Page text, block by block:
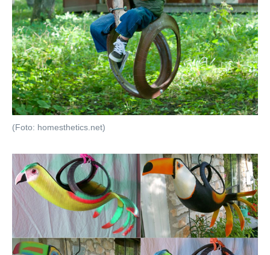
(Foto: homesthetics.net)